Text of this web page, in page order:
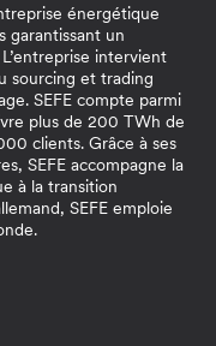
énergétique
garantissant un
intervient
sourcing et trading
SEFE compte parmi
plus de 200 TWh de
clients. Grâce à ses
SEFE accompagne la
à la transition
SEFE emploie